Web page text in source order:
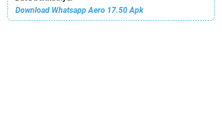
Download Whatsapp Aero 17.50 Apk